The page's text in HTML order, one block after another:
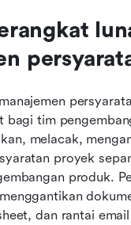
bagi tim
melacak,
proyek
produk.
dan rantai